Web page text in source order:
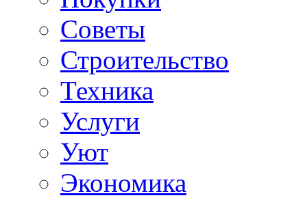
Советы
Строительство
Техника
Услуги
Уют
Экономика